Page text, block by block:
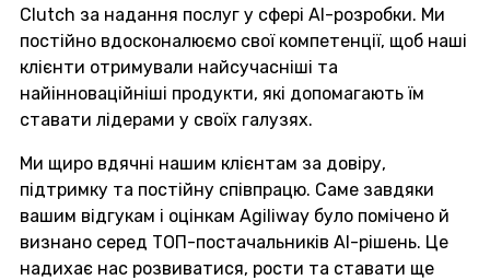
Clutch за надання послуг у сфері AI-розробки. Ми
постійно вдосконалюємо свої компетенції, щоб наші
клієнти отримували найсучасніші та
найінноваційніші продукти, які допомагають їм
ставати лідерами у своїх галузях.
Ми щиро вдячні нашим клієнтам за довіру,
підтримку та постійну співпрацю. Саме завдяки
вашим відгукам і оцінкам Agiliway було помічено й
визнано серед ТОП-постачальників AI-рішень. Це
надихає нас розвиватися, рости та ставати ще